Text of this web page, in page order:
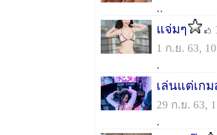
..
แจ่มๆ
1 ก.ย. 63,
.
เล่นแต่เก
29 ก.ย. 63,
.